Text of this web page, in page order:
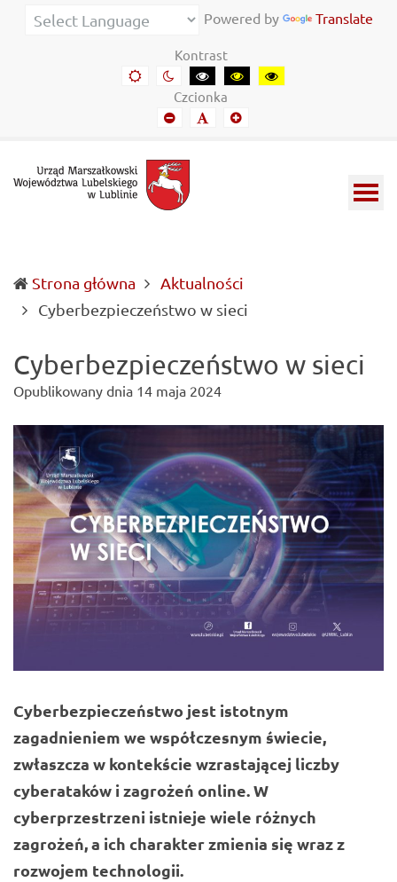
Urząd
Informacje
Lubelszczyźnie
Powered by Translate
Kontrast
Domyślny
kontrast
Kontrast
nocny
Kontrast
czarny-
biały
Kontrast
czarny-
Kontrast
żółto-
Czcionka
Mniejszy
font
Domyślny
font
Mniejszy
Strona główna
Aktualności
Cyberbezpieczeństwo w sieci
Cyberbezpieczeństwo w sieci
Opublikowany dnia 14 maja 2024
Cyberbezpieczeństwo jest istotnym
zagadnieniem we współczesnym świecie,
zwłaszcza w kontekście wzrastającej liczby
cyberataków i zagrożeń online. W
cyberprzestrzeni istnieje wiele różnych
zagrożeń, a ich charakter zmienia się wraz z
rozwojem technologii.